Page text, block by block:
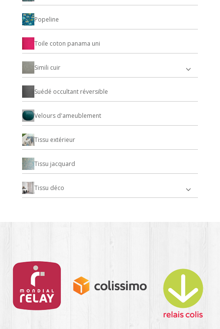
Popeline
Toile coton panama uni
Simili cuir
Suédé occultant réversible
Velours d'ameublement
Tissu extérieur
Tissu jacquard
Tissu déco